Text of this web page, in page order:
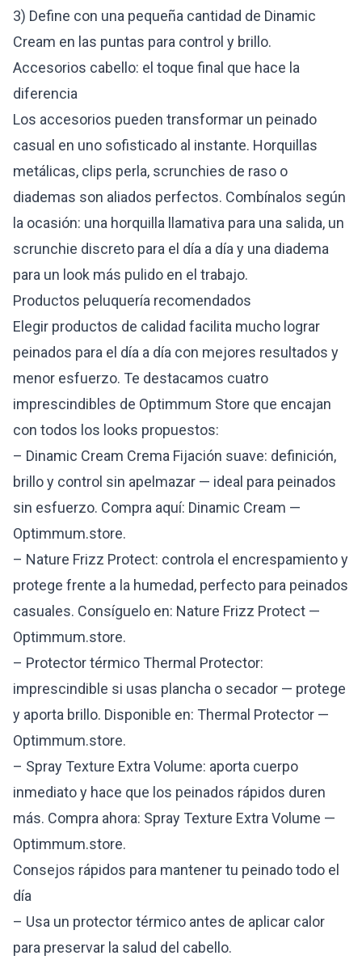
3) Define con una pequeña cantidad de Dinamic
Cream en las puntas para control y brillo.
Accesorios cabello: el toque final que hace la
diferencia
Los accesorios pueden transformar un peinado
casual en uno sofisticado al instante. Horquillas
metálicas, clips perla, scrunchies de raso o
diademas son aliados perfectos. Combínalos según
la ocasión: una horquilla llamativa para una salida, un
scrunchie discreto para el día a día y una diadema
para un look más pulido en el trabajo.
Productos peluquería recomendados
Elegir productos de calidad facilita mucho lograr
peinados para el día a día con mejores resultados y
menor esfuerzo. Te destacamos cuatro
imprescindibles de Optimmum Store que encajan
con todos los looks propuestos:
– Dinamic Cream Crema Fijación suave: definición,
brillo y control sin apelmazar — ideal para peinados
sin esfuerzo. Compra aquí: Dinamic Cream —
Optimmum.store.
– Nature Frizz Protect: controla el encrespamiento y
protege frente a la humedad, perfecto para peinados
casuales. Consíguelo en: Nature Frizz Protect —
Optimmum.store.
– Protector térmico Thermal Protector:
imprescindible si usas plancha o secador — protege
y aporta brillo. Disponible en: Thermal Protector —
Optimmum.store.
– Spray Texture Extra Volume: aporta cuerpo
inmediato y hace que los peinados rápidos duren
más. Compra ahora: Spray Texture Extra Volume —
Optimmum.store.
Consejos rápidos para mantener tu peinado todo el
día
– Usa un protector térmico antes de aplicar calor
para preservar la salud del cabello.